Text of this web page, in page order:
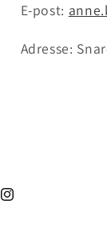
E-post:
Adresse:
Instagram